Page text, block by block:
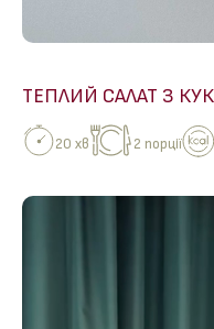
ТЕПЛИЙ САЛАТ З
20 хв 2 порції